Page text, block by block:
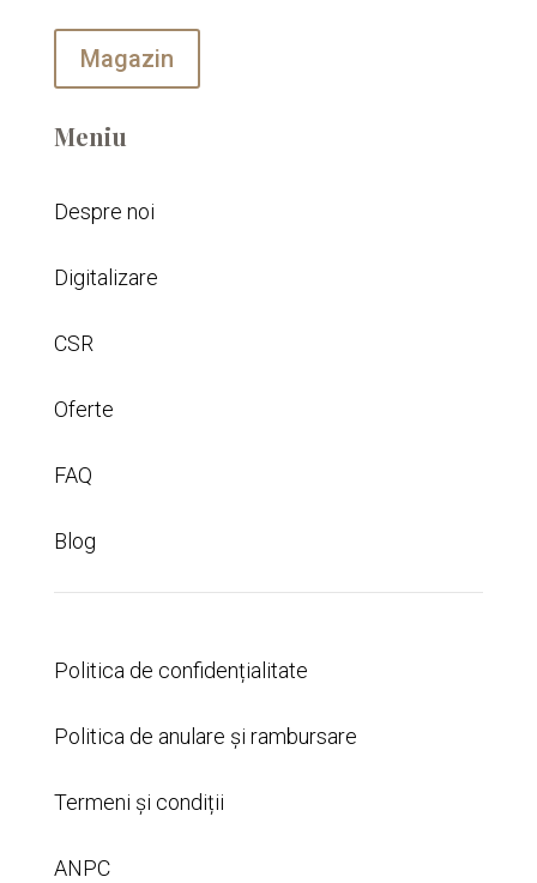
Magazin
Meniu
Despre noi
Digitalizare
CSR
Oferte
FAQ
Blog
Politica de confidențialitate
Politica de anulare și rambursare
Termeni și condiții
ANPC